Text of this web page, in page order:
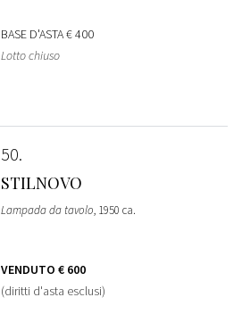
BASE D'ASTA€ 400
Lotto chiuso
50
STILNOVO
Lampada da tavolo, 1950 ca.
VENDUTO € 600
(diritti d'asta esclusi)